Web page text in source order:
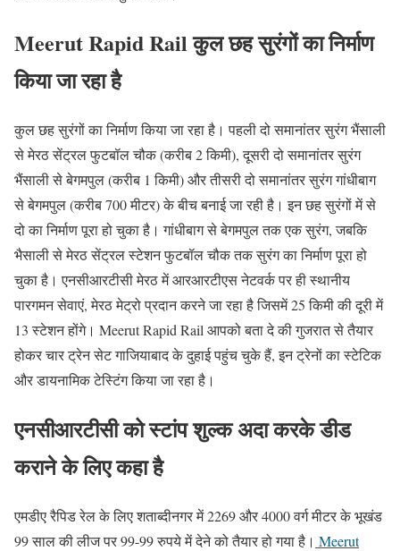
Meerut Rapid Rail कुल छह सुरंगों का निर्माण
किया जा रहा है
कुल छह सुरंगों का निर्माण किया जा रहा है। पहली दो समानांतर सुरंग भैंसाली
से मेरठ सेंट्रल फुटबॉल चौक (करीब 2 किमी), दूसरी दो समानांतर सुरंग
भैंसाली से बेगमपुल (करीब 1 किमी) और तीसरी दो समानांतर सुरंग गांधीबाग
से बेगमपुल (करीब 700 मीटर) के बीच बनाई जा रही है। इन छह सुरंगों में से
दो का निर्माण पूरा हो चुका है। गांधीबाग से बेगमपुल तक एक सुरंग, जबकि
भैसाली से मेरठ सेंट्रल स्टेशन फुटबॉल चौक तक सुरंग का निर्माण पूरा हो
चुका है। एनसीआरटीसी मेरठ में आरआरटीएस नेटवर्क पर ही स्थानीय
पारगमन सेवाएं, मेरठ मेट्रो प्रदान करने जा रहा है जिसमें 25 किमी की दूरी में
13 स्टेशन होंगे। Meerut Rapid Rail आपको बता दे की गुजरात से तैयार
होकर चार ट्रेन सेट गाजियाबाद के दुहाई पहुंच चुके हैं, इन ट्रेनों का स्टेटिक
और डायनामिक टेस्टिंग किया जा रहा है।
एनसीआरटीसी को स्टांप शुल्क अदा करके डीड
कराने के लिए कहा है
एमडीए रैपिड रेल के लिए शताब्दीनगर में 2269 और 4000 वर्ग मीटर के भूखंड
99 साल की लीज पर 99-99 रुपये में देने को तैयार हो गया है। Meerut